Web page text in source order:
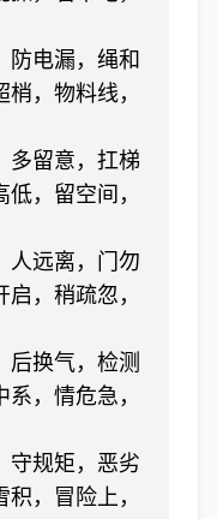
防电漏，绳和
，物料线，
多留意，扛梯
，留空间，
人远离，门勿
，稍疏忽，
后换气，检测
，情危急，
守规矩，恶劣
，冒险上，